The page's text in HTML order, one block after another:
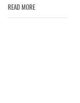
READ MORE